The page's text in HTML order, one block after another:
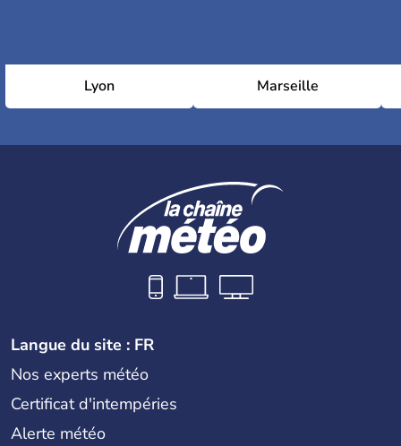
Lyon Marseille
Langue du site : FR
Nos experts météo
Certificat d'intempéries
Alerte météo